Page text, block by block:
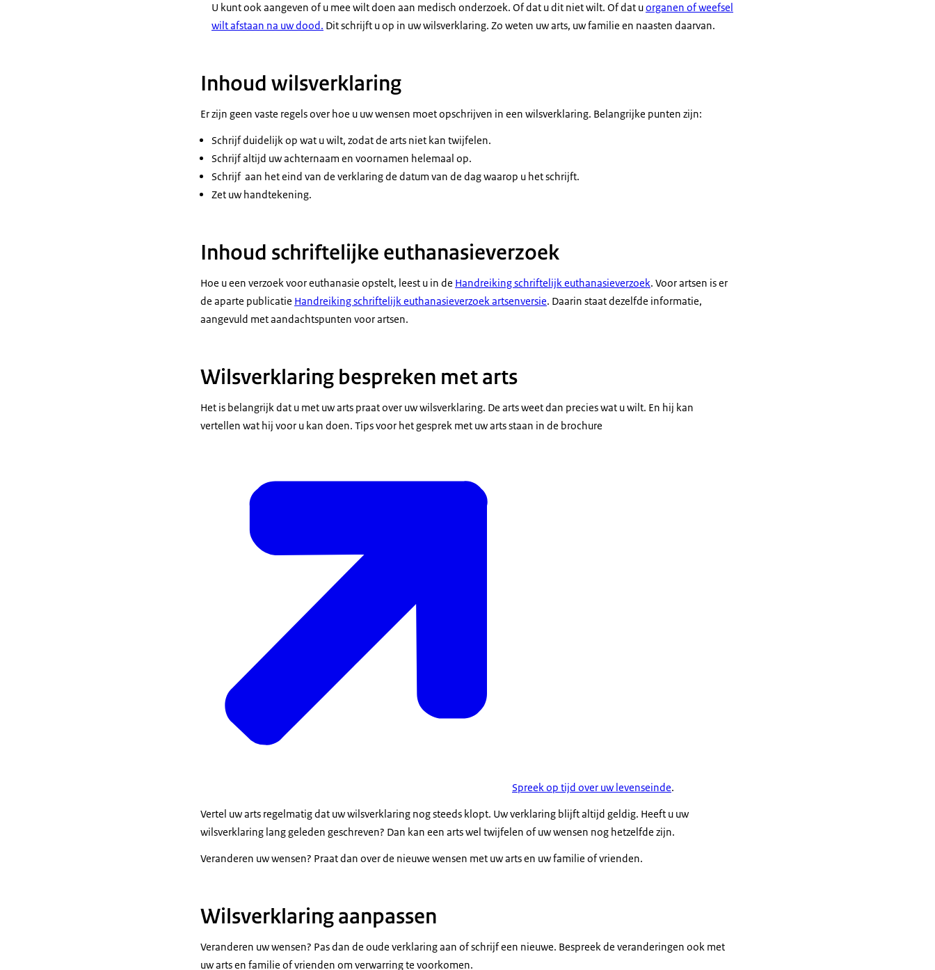
U kunt ook aangeven of u mee wilt doen aan medisch onderzoek. Of dat u dit niet wilt. Of dat uorganen of weefsel
wilt afstaan na uw dood. Dit schrijft u op in uw wilsverklaring. Zo weten uw arts, uw familie en naasten daarvan.
Inhoud wilsverklaring
Er zijn geen vaste regels over hoe u uw wensen moet opschrijven in een wilsverklaring. Belangrijke punten zijn:
Schrijf duidelijk op wat u wilt, zodat de arts niet kan twijfelen.
Schrijf altijd uw achternaam en voornamen helemaal op.
Schrijf aan het eind van de verklaring de datum van de dag waarop u het schrijft.
Zet uw handtekening.
Inhoud schriftelijke euthanasieverzoek
Hoe u een verzoek voor euthanasie opstelt, leest u in de Handreiking schriftelijk euthanasieverzoek. Voor artsen is er
de aparte publicatie Handreiking schriftelijk euthanasieverzoek artsenversie. Daarin staat dezelfde informatie,
aangevuld met aandachtspunten voor artsen.
Wilsverklaring bespreken met arts
Het is belangrijk dat u met uw arts praat over uw wilsverklaring. De arts weet dan precies wat u wilt. En hij kan
vertellen wat hij voor u kan doen. Tips voor het gesprek met uw arts staan in de brochure
Spreek op tijd over uw levenseinde.
Vertel uw arts regelmatig dat uw wilsverklaring nog steeds klopt. Uw verklaring blijft altijd geldig. Heeft u uw
wilsverklaring lang geleden geschreven? Dan kan een arts wel twijfelen of uw wensen nog hetzelfde zijn.
Veranderen uw wensen? Praat dan over de nieuwe wensen met uw arts en uw familie of vrienden.
Wilsverklaring aanpassen
Veranderen uw wensen? Pas dan de oude verklaring aan of schrijf een nieuwe. Bespreek de veranderingen ook met
uw arts en familie of vrienden om verwarring te voorkomen.